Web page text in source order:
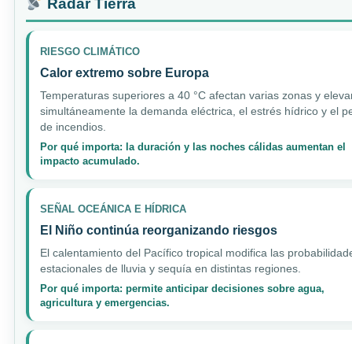
Radar Tierra
RIESGO CLIMÁTICO
Calor extremo sobre Europa
Temperaturas superiores a 40 °C afectan varias zonas y
simultáneamente la demanda eléctrica, el estrés hídrico y el
de incendios.
Por qué importa: la duración y las noches cálidas aumentan el
impacto acumulado.
SEÑAL OCEÁNICA E HÍDRICA
El Niño continúa reorganizando riesgos
El calentamiento del Pacífico tropical modifica las
estacionales de lluvia y sequía en distintas regiones.
Por qué importa: permite anticipar decisiones sobre agua,
agricultura y emergencias.